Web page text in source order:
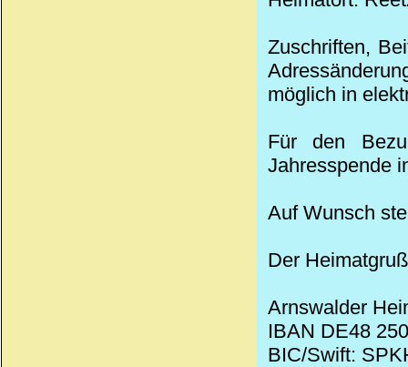
Zuschriften,
möglich in
Für den
Jahresspende
Auf Wunsch
Der
Arnswalder
IBAN DE48
BIC/Swift: